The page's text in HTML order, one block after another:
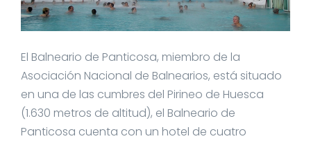
El Balneario de Panticosa, miembro de la
Asociación Nacional de Balnearios, está situado
en una de las cumbres del Pirineo de Huesca
(1.630 metros de altitud), el Balneario de
Panticosa cuenta con un hotel de cuatro